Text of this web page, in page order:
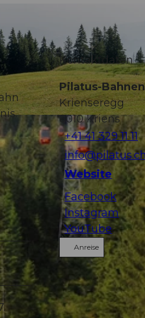
Kontaktdaten
Pilatus-
Krienseregg
6010Kriens
+41 41 329 11 11
Website
Facebook
Instagram
YouTube
Anreise